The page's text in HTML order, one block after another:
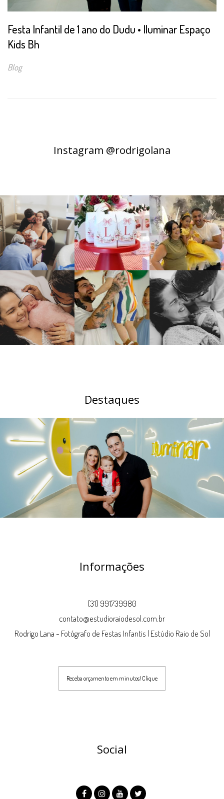
Festa Infantil de 1 ano do Dudu • Iluminar Espaço
Kids Bh
Blog
Instagram @rodrigolana
Destaques
Informações
(31) 991739980
contato@estudioraiodesol.com.br
Rodrigo Lana - Fotógrafo de Festas Infantis | Estúdio Raio de Sol
Receba orçamento em minutos! Clique
Social